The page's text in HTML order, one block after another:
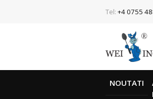
Tel: +4 0755
NOUTATI